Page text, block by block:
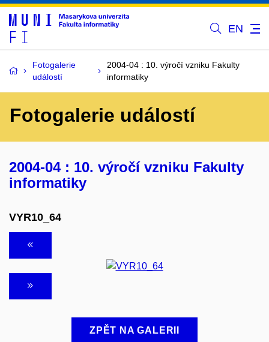
EN
Fotogalerie
událostí
2004-04 : 10. výročí vzniku Fakulty
informatiky
Fotogalerie událostí
2004-04 : 10. výročí vzniku Fakulty
informatiky
VYR10_64
ZPĚT NA GALERII